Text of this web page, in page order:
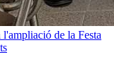
de la Festa